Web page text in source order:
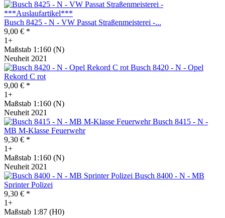
Busch 8425 - N - VW Passat Straßenmeisterei -...
9,00 € *
1+
Maßstab 1:160 (N)
Neuheit 2021
Busch 8420 - N - Opel
Rekord C rot
9,00 € *
1+
Maßstab 1:160 (N)
Neuheit 2021
Busch 8415 - N -
MB M-Klasse Feuerwehr
9,30 € *
1+
Maßstab 1:160 (N)
Neuheit 2021
Busch 8400 - N - MB
Sprinter Polizei
9,30 € *
1+
Maßstab 1:87 (H0)